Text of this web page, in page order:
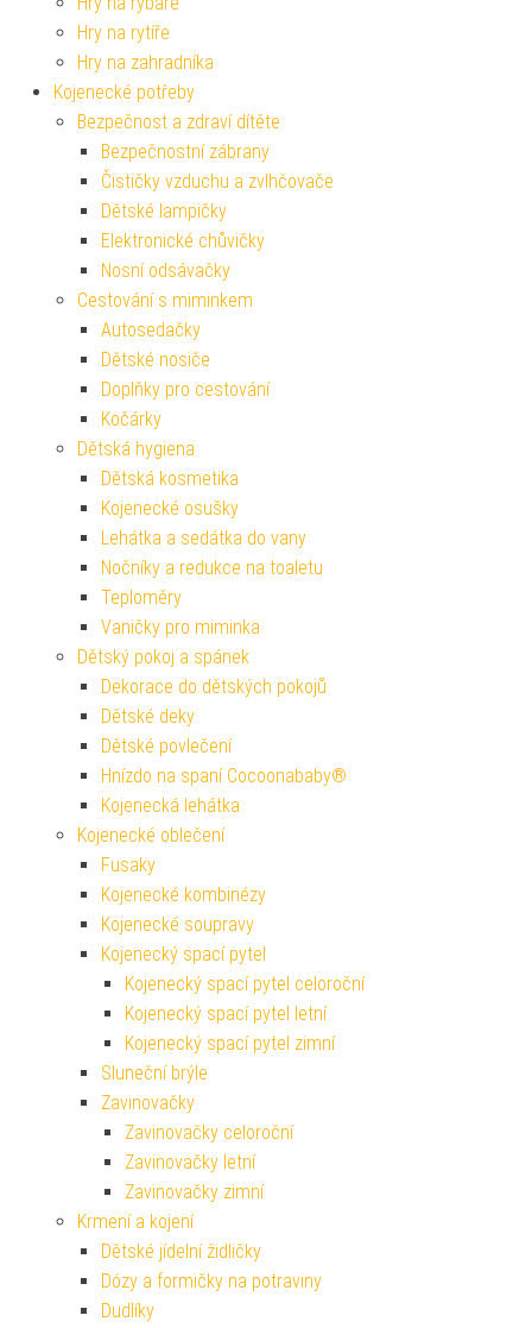
Hry na rytíře
Hry na zahradníka
Kojenecké potřeby
Bezpečnost a zdraví dítěte
Bezpečnostní zábrany
Čističky vzduchu a zvlhčovače
Dětské lampičky
Elektronické chůvičky
Nosní odsávačky
Cestování s miminkem
Autosedačky
Dětské nosiče
Doplňky pro cestování
Kočárky
Dětská hygiena
Dětská kosmetika
Kojenecké osušky
Lehátka a sedátka do vany
Nočníky a redukce na toaletu
Teploměry
Vaničky pro miminka
Dětský pokoj a spánek
Dekorace do dětských pokojů
Dětské deky
Dětské povlečení
Hnízdo na spaní Cocoonababy®
Kojenecká lehátka
Kojenecké oblečení
Fusaky
Kojenecké kombinézy
Kojenecké soupravy
Kojenecký spací pytel
Kojenecký spací pytel celoroční
Kojenecký spací pytel letní
Kojenecký spací pytel zimní
Sluneční brýle
Zavinovačky
Zavinovačky celoroční
Zavinovačky letní
Zavinovačky zimní
Krmení a kojení
Dětské jídelní židličky
Dózy a formičky na potraviny
Dudlíky